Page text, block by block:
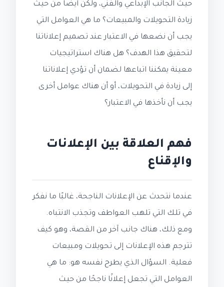
حيث الجانب الإبداعي والفني، ولكن أيضًا من حيث
زيادة التحويلات والمبيعات؟ ما هي العوامل التي
يجب أن نضعها في الاعتبار عند تصميم إعلاناتنا
لتحقيق هذا الهدف؟ هل هناك استراتيجيات
معينة يمكننا اتباعها لضمان أن تؤدي إعلاناتنا
إلى زيادة في التحويلات، أو أن هناك عوامل أخرى
يجب أن نأخذها في الاعتبار؟
فهم العلاقة بين الإعلانات
والإقناع
عندما نتحدث عن الإعلانات الناجحة، غالبًا ما نفكر
في تلك التي تلهب العواطف وتجذب الانتباه.
ومع ذلك، هناك جانب آخر من القصة، وهو كيف
تترجم هذه الإعلانات إلى تحويلات ومبيعات
فعلية. السؤال الذي يطرح نفسه هو: ما هي
العوامل التي تجعل إعلانًا ناجحًا من حيث